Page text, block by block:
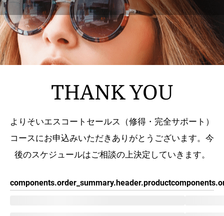
THANK YOU
よりそいエスコートセールス（修得・完全サポート）
コースにお申込みいただきありがとうございます。今
後のスケジュールはご相談の上決定していきます。
components.order_summary.header.product